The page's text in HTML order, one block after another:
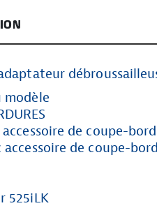
modèle
accessoire de coupe-
accessoire de coupe-
525iLK